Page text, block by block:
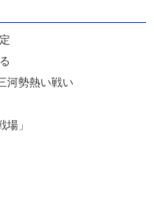
河勢熱い戦い
場」